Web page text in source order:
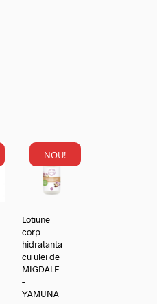
NOU!
Lotiune
corp
hidratanta
cu ulei de
MIGDALE
–
YAMUNA